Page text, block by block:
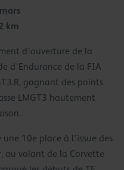
km
d’ouverture de la
d’Endurance de la FIA
gagnant des points
LMGT3 hautement
10e place à l’issue des
au volant de la Corvette